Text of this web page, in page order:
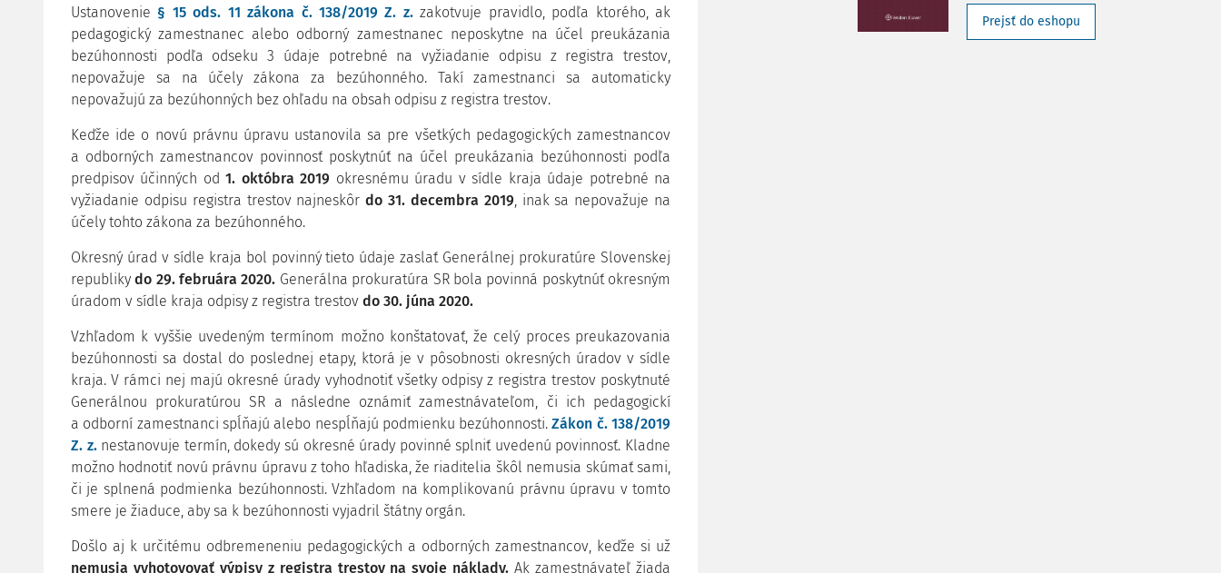
Ustanovenie § 15 ods. 11 zákona č. 138/2019 Z. z. zakotvuje pravidlo, podľa ktorého, ak
pedagogický zamestnanec alebo odborný zamestnanec neposkytne na účel preukázania
bezúhonnosti podľa odseku 3 údaje potrebné na vyžiadanie odpisu z registra trestov,
nepovažuje sa na účely zákona za bezúhonného. Takí zamestnanci sa automaticky
nepovažujú za bezúhonných bez ohľadu na obsah odpisu z registra trestov.
Keďže ide o novú právnu úpravu ustanovila sa pre všetkých pedagogických zamestnancov
a odborných zamestnancov povinnosť poskytnúť na účel preukázania bezúhonnosti podľa
predpisov účinných od1. októbra 2019 okresnému úradu v sídle kraja údaje potrebné na
vyžiadanie odpisu registra trestov najneskôrdo 31. decembra 2019, inak sa nepovažuje na
účely tohto zákona za bezúhonného.
Okresný úrad v sídle kraja bol povinný tieto údaje zaslať Generálnej prokuratúre Slovenskej
republikydo 29. februára 2020. Generálna prokuratúra SR bola povinná poskytnúť okresným
úradom v sídle kraja odpisy z registra trestov do 30. júna 2020.
Vzhľadom k vyššie uvedeným termínom možno konštatovať, že celý proces preukazovania
bezúhonnosti sa dostal do poslednej etapy, ktorá je v pôsobnosti okresných úradov v sídle
kraja. V rámci nej majú okresné úrady vyhodnotiť všetky odpisy z registra trestov poskytnuté
Generálnou prokuratúrou SR a následne oznámiť zamestnávateľom, či ich pedagogickí
a odborní zamestnanci spĺňajú alebo nespĺňajú podmienku bezúhonnosti.Zákon č. 138/2019
Z. z.nestanovuje termín, dokedy sú okresné úrady povinné splniť uvedenú povinnosť. Kladne
možno hodnotiť novú právnu úpravu z toho hľadiska, že riaditelia škôl nemusia skúmať sami,
či je splnená podmienka bezúhonnosti. Vzhľadom na komplikovanú právnu úpravu v tomto
smere je žiaduce, aby sa k bezúhonnosti vyjadril štátny orgán.
Došlo aj k určitému odbremeneniu pedagogických a odborných zamestnancov, keďže si už
nemusia vyhotovovať výpisy z registra trestov na svoje náklady. Ak zamestnávateľ žiada
Prejsť do eshopu